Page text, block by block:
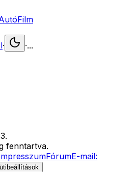
Film
· ·...
fenntartva.
FórumE-mail: